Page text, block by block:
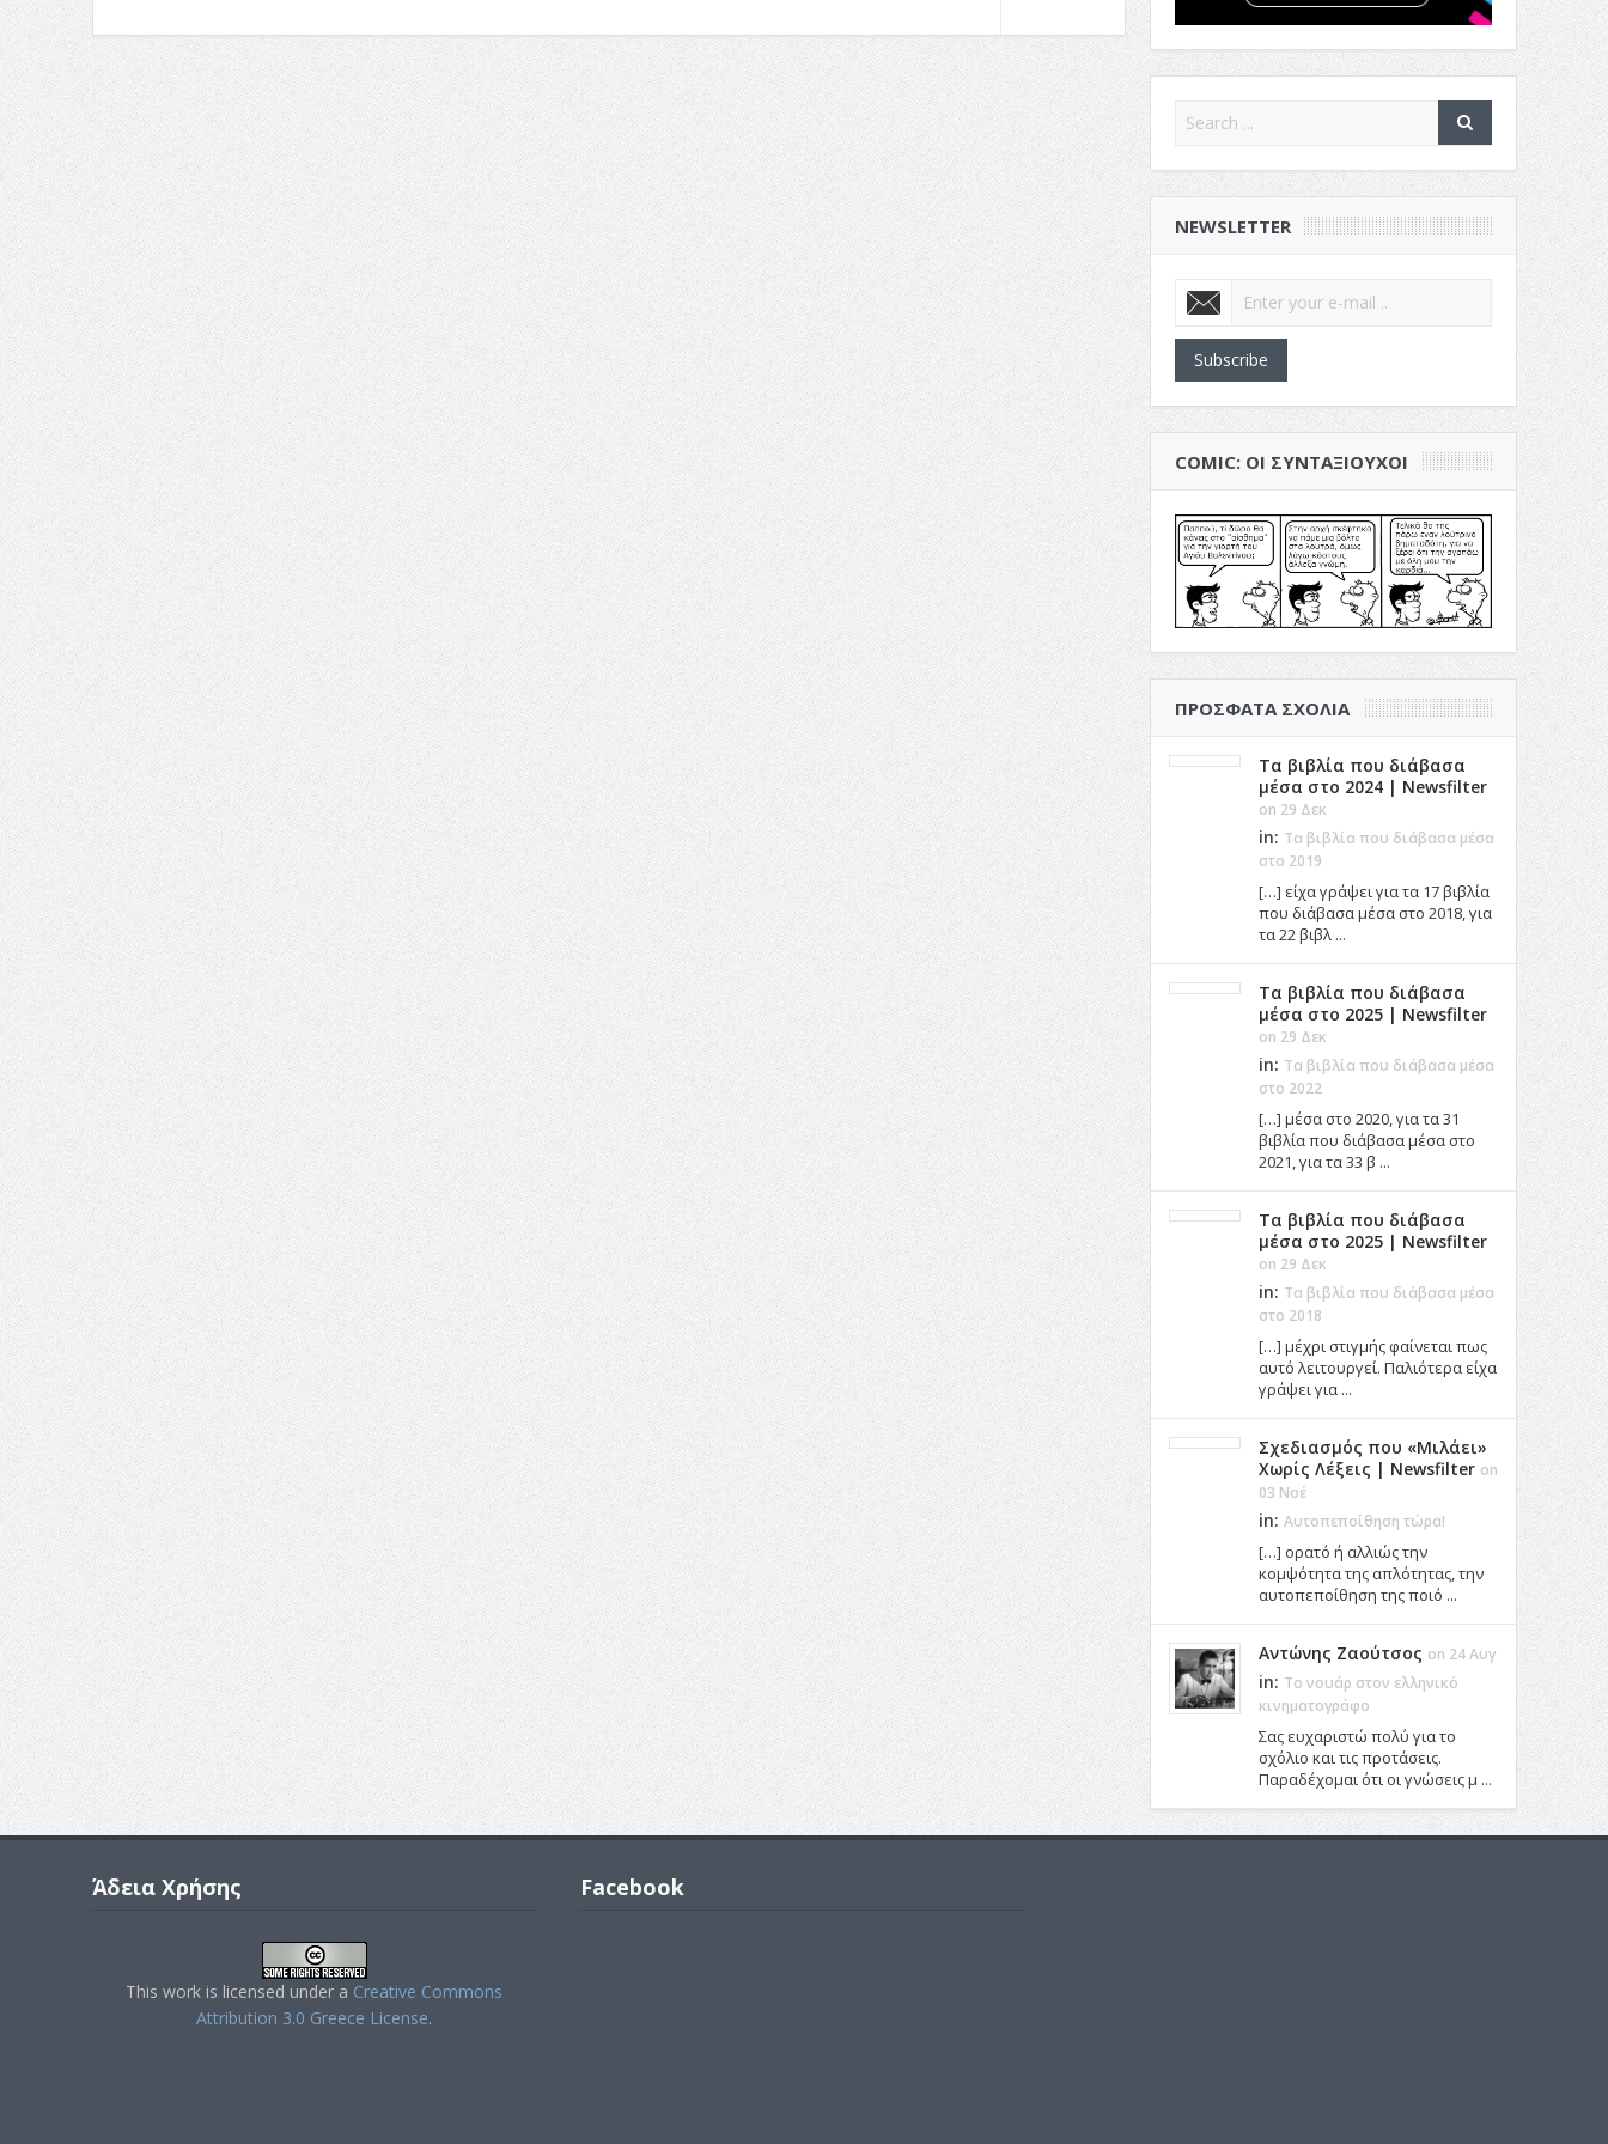
NEWSLETTER
Subscribe
COMIC: ΟΙ ΣΥΝΤΑΞΙΟΎΧΟΙ
ΠΡΌΣΦΑΤΑ ΣΧΌΛΙΑ
Τα βιβλία που διάβασα
μέσα στο 2024 | Newsfilter
on 29 Δεκ
in: Τα βιβλία που διάβασα μέσα
στο 2019
[…] είχα γράψει για τα 17 βιβλία
που διάβασα μέσα στο 2018, για
τα 22 βιβλ ...
Τα βιβλία που διάβασα
μέσα στο 2025 | Newsfilter
on 29 Δεκ
in: Τα βιβλία που διάβασα μέσα
στο 2022
[…] μέσα στο 2020, για τα 31
βιβλία που διάβασα μέσα στο
2021, για τα 33 β ...
Τα βιβλία που διάβασα
μέσα στο 2025 | Newsfilter
on 29 Δεκ
in: Τα βιβλία που διάβασα μέσα
στο 2018
[…] μέχρι στιγμής φαίνεται πως
αυτό λειτουργεί. Παλιότερα είχα
γράψει για ...
Σχεδιασμός που «Μιλάει»
Χωρίς Λέξεις | Newsfilter on
03 Νοέ
in: Αυτοπεποίθηση τώρα!
[…] ορατό ή αλλιώς την
κομψότητα της απλότητας, την
αυτοπεποίθηση της ποιό ...
Αντώνης Ζαούτσος on 24 Αυγ
in: Το νουάρ στον ελληνικό
κινηματογράφο
Σας ευχαριστώ πολύ για το
σχόλιο και τις προτάσεις.
Παραδέχομαι ότι οι γνώσεις μ ...
Άδεια Χρήσης
This work is licensed under a Creative Commons
Attribution 3.0 Greece License.
Facebook